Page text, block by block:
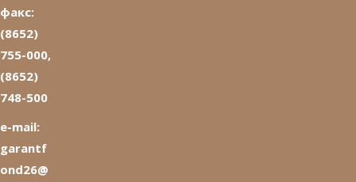
факс:
(8652)
755-000,
(8652)
748-500
e-mail:
garantf
ond26@